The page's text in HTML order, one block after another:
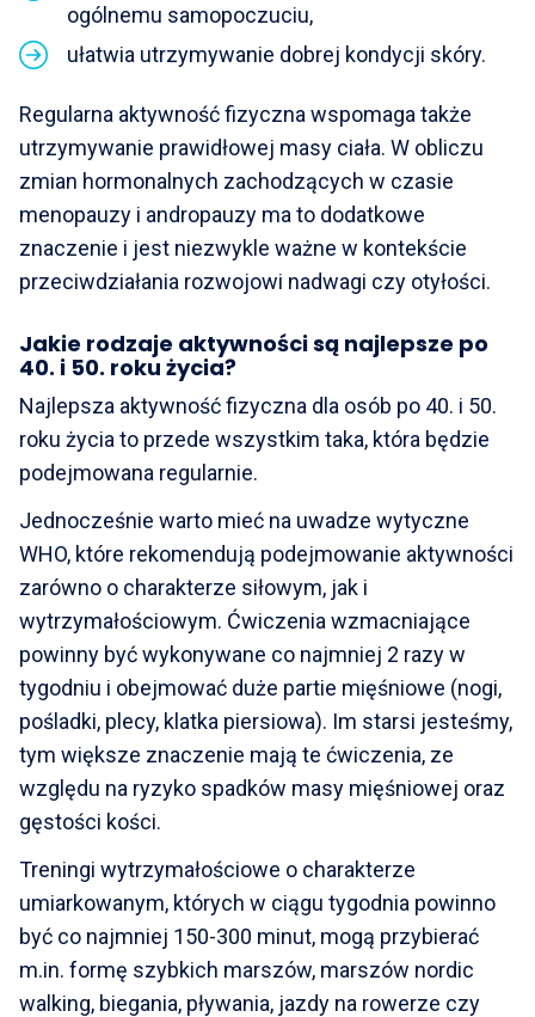
ogólnemu samopoczuciu,
ułatwia utrzymywanie dobrej kondycji skóry.
Regularna aktywność fizyczna wspomaga także
utrzymywanie prawidłowej masy ciała. W obliczu
zmian hormonalnych zachodzących w czasie
menopauzy i andropauzy ma to dodatkowe
znaczenie i jest niezwykle ważne w kontekście
przeciwdziałania rozwojowi nadwagi czy otyłości.
Jakie rodzaje aktywności są najlepsze po
40. i 50. roku życia?
Najlepsza aktywność fizyczna dla osób po 40. i 50.
roku życia to przede wszystkim taka, która będzie
podejmowana regularnie.
Jednocześnie warto mieć na uwadze wytyczne
WHO, które rekomendują podejmowanie aktywności
zarówno o charakterze siłowym, jak i
wytrzymałościowym. Ćwiczenia wzmacniające
powinny być wykonywane co najmniej 2 razy w
tygodniu i obejmować duże partie mięśniowe (nogi,
pośladki, plecy, klatka piersiowa). Im starsi jesteśmy,
tym większe znaczenie mają te ćwiczenia, ze
względu na ryzyko spadków masy mięśniowej oraz
gęstości kości.
Treningi wytrzymałościowe o charakterze
umiarkowanym, których w ciągu tygodnia powinno
być co najmniej 150-300 minut, mogą przybierać
m.in. formę szybkich marszów, marszów nordic
walking, biegania, pływania, jazdy na rowerze czy